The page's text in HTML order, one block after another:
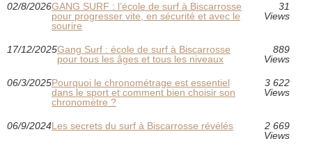
02/8/2026GANG SURF : l’école de surf à Biscarrosse
pour progresser vite, en sécurité et avec le
sourire
31
Views
17/12/2025Gang Surf : école de surf à Biscarrosse
pour tous les âges et tous les niveaux
889
Views
06/3/2025Pourquoi le chronométrage est essentiel
dans le sport et comment bien choisir son
chronomètre ?
3 622
Views
06/9/2024Les secrets du surf à Biscarrosse révélés
2 669
Views